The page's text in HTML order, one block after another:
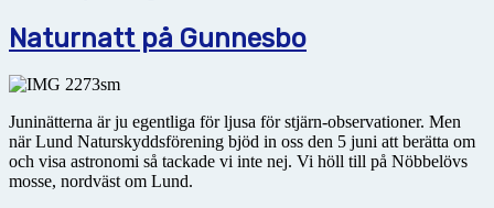
Naturnatt på Gunnesbo
Juninätterna är ju egentliga för ljusa för stjärn-observationer. Men
när Lund Naturskyddsförening bjöd in oss den 5 juni att berätta om
och visa astronomi så tackade vi inte nej. Vi höll till på Nöbbelövs
mosse, nordväst om Lund.